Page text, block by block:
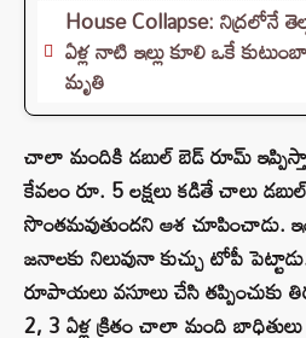
House Collapse: నిద్రలోనే
ఏళ్ల నాటి ఇల్లు కూలి ఒకే
మృతి
చాలా మందికి డబుల్ బెడ్ రూమ్
కేవలం రూ. 5 లక్షలు కడితే చాలు
సొంతమవుతుందని ఆశ చూపించాడు.
జనాలకు నిలువునా కుచ్చు టోపీ
రూపాయలు వసూలు చేసి తప్పించుకు
2, 3 ఏళ్ల క్రితం చాలా మంది బాధితులు